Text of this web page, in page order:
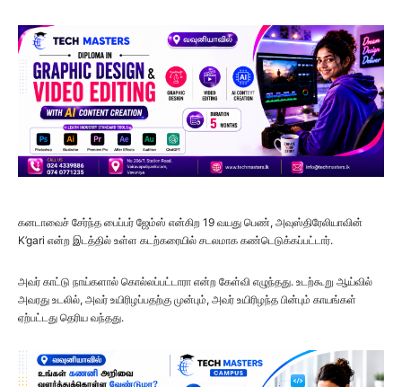
கனடாவைச் சேர்ந்த பைப்பர் ஜேம்ஸ் என்கிற 19 வயது பெண், அவுஸ்திரேலியாவின்
K’gari என்ற இடத்தில் உள்ள கடற்கரையில் சடலமாக கண்டெடுக்கப்பட்டார்.
அவர் காட்டு நாய்களால் கொல்லப்பட்டாரா என்ற கேள்வி எழுந்தது. உடற்கூறு ஆய்வில்
அவரது உடலில், அவர் உயிரிழப்பதற்கு முன்பும், அவர் உயிரிழந்த பின்பும் காயங்கள்
ஏற்பட்டது தெரிய வந்தது.